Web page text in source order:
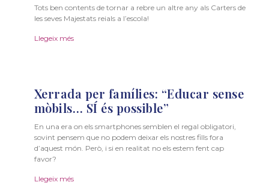
Tots ben contents de tornar a rebre un altre any als Carters de
les seves Majestats reials a l’escola!
Llegeix més
Xerrada per famílies: “Educar sense
mòbils… SÍ és possible”
En una era on els smartphones semblen el regal obligatori,
sovint pensem que no podem deixar els nostres fills fora
d’aquest món. Però, i si en realitat no els estem fent cap
favor?
Llegeix més